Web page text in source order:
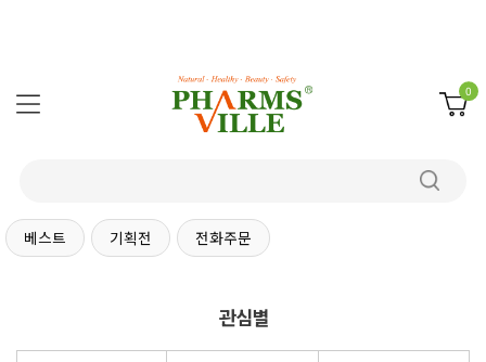
0
베스트 기획전 전화주문
관심별